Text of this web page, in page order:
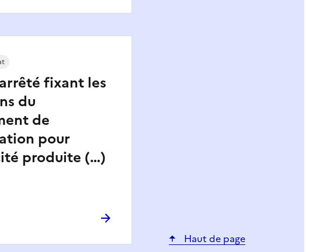
fixant les
du
de
pour
produite (…)
Haut de page